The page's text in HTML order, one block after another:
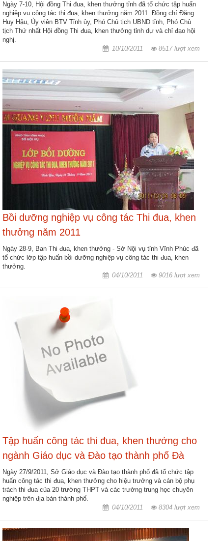
Hướng
dẫn
thủ
Hình
thức
khen
thưởng
Các
kỳ
Đại
hội
TĐYN
toàn
Hoạt
động
TĐKT
Điển
hình
tiến
thi
đua
Chính
hội
Hợp
tác
đào
tạo
dự
án,
Ngày 7-10, Hội đồng Thi đua, khen thưởng tỉnh đã tổ chức tập huấn
nghiệp vụ công tác thi đua, khen thưởng năm 2011. Đồng chí Đặng
Huy Hậu, Ủy viên BTV Tỉnh ủy, Phó Chủ tịch UBND tỉnh, Phó Chủ
tịch Thứ nhất Hội đồng Thi đua, khen thưởng tỉnh dự và chỉ đạo hội
nghị.
10/10/2011
8517 lượt xem
Bồi dưỡng nghiệp vụ công tác Thi đua, khen
thưởng năm 2011
Ngày 28-9, Ban Thi đua, khen thưởng - Sở Nội vụ tỉnh Vĩnh Phúc đã
tổ chức lớp tập huấn bồi dưỡng nghiệp vụ công tác thi đua, khen
thưởng.
04/10/2011
9016 lượt xem
Tập huấn công tác thi đua, khen thưởng cho
ngành Giáo dục và Đào tạo thành phố Đà
Nẵng
Ngày 27/9/2011, Sở Giáo dục và Đào tạo thành phố đã tổ chức tập
huấn công tác thi đua, khen thưởng cho hiệu trưởng và cán bộ phụ
trách thi đua của 20 trường THPT và các trường trung học chuyên
nghiệp trên địa bàn thành phố.
04/10/2011
8304 lượt xem